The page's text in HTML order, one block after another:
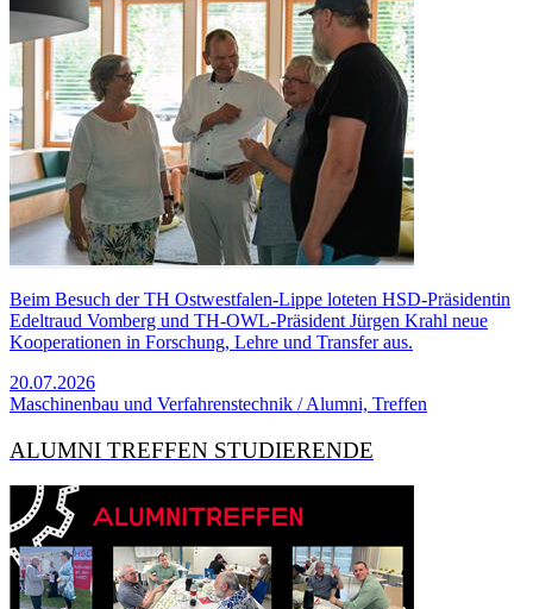
Beim Besuch der TH Ostwestfalen-Lippe loteten HSD-Präsidentin
Edeltraud Vomberg und TH-OWL-Präsident Jürgen Krahl neue
Kooperationen in Forschung, Lehre und Transfer aus.
20.07.2026
Maschinenbau und Verfahrenstechnik / Alumni, Treffen
ALUMNI TREFFEN STUDIERENDE